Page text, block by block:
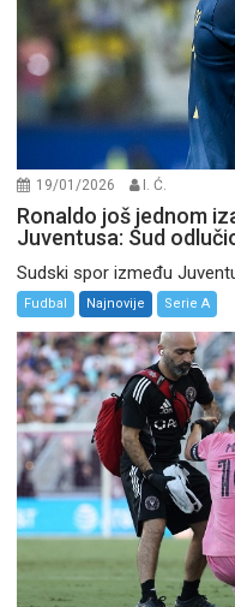
19/01/2026 I. Ć.
Ronaldo još jednom
Juventusa: Sud
Sudski spor između
Fudbal Najnovije Serie A